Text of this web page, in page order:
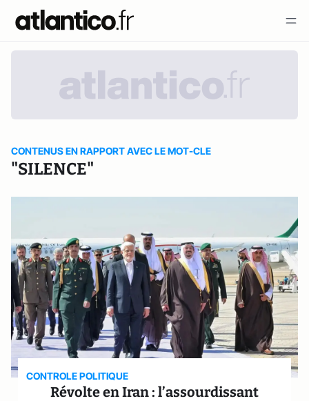
CONTENUS EN RAPPORT AVEC LE MOT-CLE
"SILENCE"
CONTROLE POLITIQUE
Révolte en Iran : l’assourdissant